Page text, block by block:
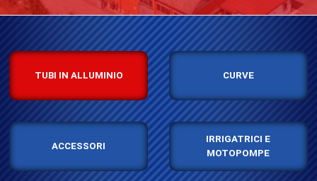
TUBI IN ALLUMINIO CURVE
ACCESSORI
IRRIGATRICI E
MOTOPOMPE